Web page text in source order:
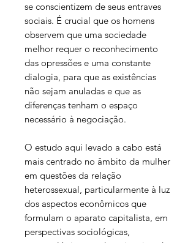
se conscientizem de seus entraves
sociais. É crucial que os homens
observem que uma sociedade
melhor requer o reconhecimento
das opressões e uma constante
dialogia, para que as existências
não sejam anuladas e que as
diferenças tenham o espaço
necessário à negociação.
O estudo aqui levado a cabo está
mais centrado no âmbito da mulher
em questões da relação
heterossexual, particularmente à luz
dos aspectos econômicos que
formulam o aparato capitalista, em
perspectivas sociológicas,